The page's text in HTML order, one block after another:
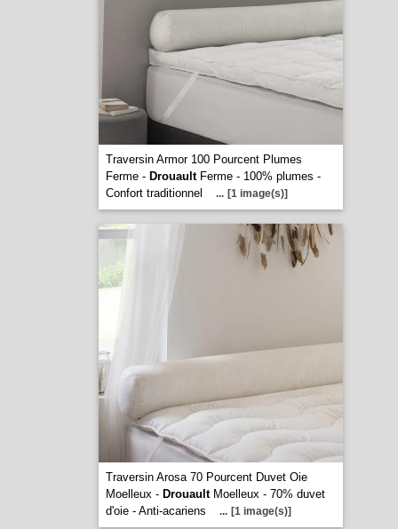
Traversin Armor 100 Pourcent Plumes
Ferme - DrouaultFerme - 100% plumes -
Confort traditionnel
... [1 image(s)]
Traversin Arosa 70 Pourcent Duvet Oie
Moelleux - DrouaultMoelleux - 70% duvet
d'oie - Anti-acariens
... [1 image(s)]